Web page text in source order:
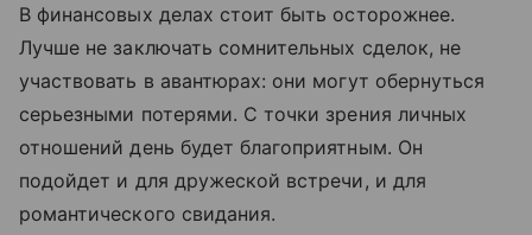
В финансовых делах стоит быть осторожнее.
Лучше не заключать сомнительных сделок, не
участвовать в авантюрах: они могут обернуться
серьезными потерями. С точки зрения личных
отношений день будет благоприятным. Он
подойдет и для дружеской встречи, и для
романтического свидания.